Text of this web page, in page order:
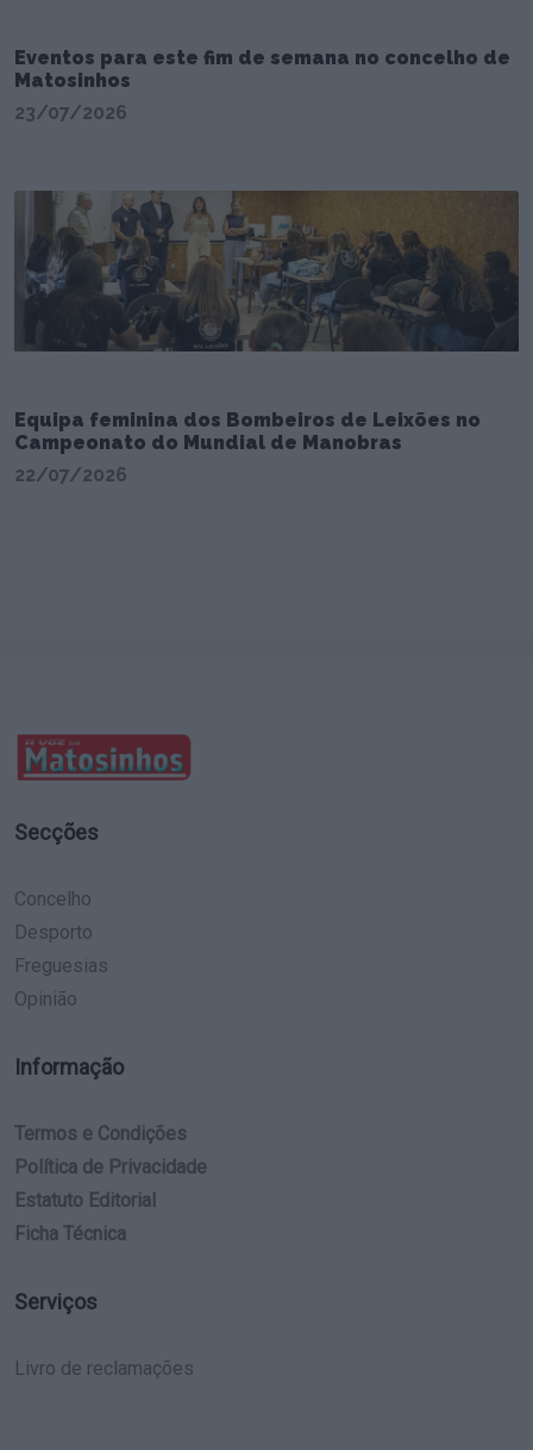
Eventos para este fim de semana no concelho de
Matosinhos
23/07/2026
Equipa feminina dos Bombeiros de Leixões no
Campeonato do Mundial de Manobras
22/07/2026
Secções
Concelho
Desporto
Freguesias
Opinião
Informação
Termos e Condições
Política de Privacidade
Estatuto Editorial
Ficha Técnica
Serviços
Livro de reclamações